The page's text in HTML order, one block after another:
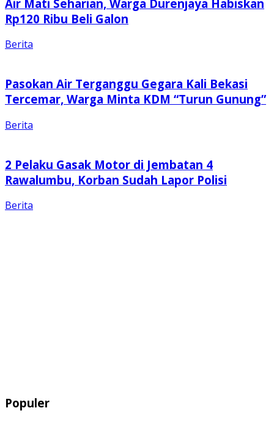
Air Mati Seharian, Warga Durenjaya Habiskan
Rp120 Ribu Beli Galon
Berita
Pasokan Air Terganggu Gegara Kali Bekasi
Tercemar, Warga Minta KDM “Turun Gunung”
Berita
2 Pelaku Gasak Motor di Jembatan 4
Rawalumbu, Korban Sudah Lapor Polisi
Berita
Populer